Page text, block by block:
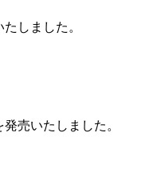
しました。
売いたしました。